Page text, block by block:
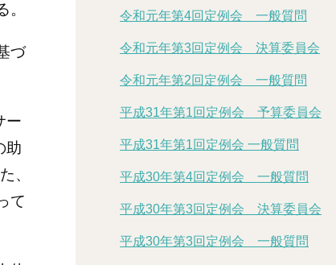
づ
ー
助
、
て
令和元年第4回定例会 一般質問
令和元年第3回定例会 決算委員会
令和元年第2回定例会 一般質問
平成31年第1回定例会 予算委員会
平成31年第1回定例会 一般質問
平成30年第4回定例会 一般質問
平成30年第3回定例会 決算委員会
平成30年第3回定例会 一般質問